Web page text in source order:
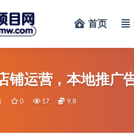
首页
铺运营，本地推广
0 17 9.8